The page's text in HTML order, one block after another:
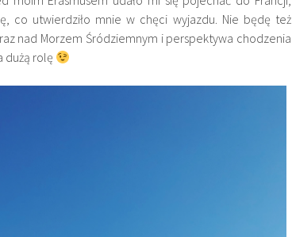
co utwierdziło mnie w chęci wyjazdu. Nie będę też
nad Morzem Śródziemnym i perspektywa chodzenia
dużą rolę